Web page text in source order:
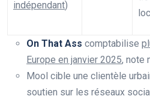
indépendant)
On That Ass comptabilise
Europe en janvier 2025, note
Mool cible une clientèle
soutien sur les réseaux